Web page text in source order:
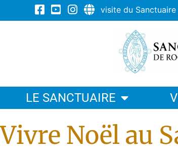
visite du Sanctuaire
LE SANCTUAIRE
Vivre Noël au